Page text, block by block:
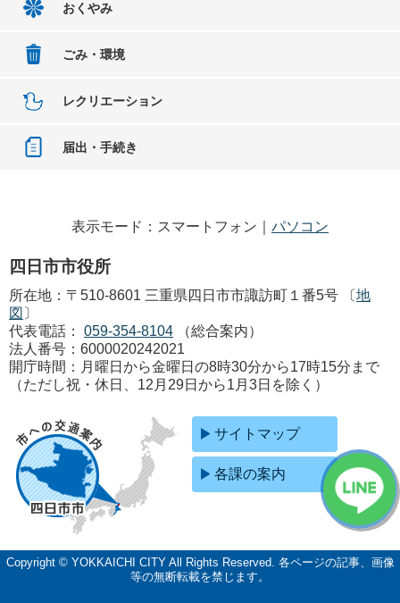
おくやみ
ごみ・環境
レクリエーション
届出・手続き
表示モード：スマートフォン｜ パソコン
四日市市役所
所在地：〒510-8601 三重県四日市市諏訪町１番5号 〔地
図 〕
代表電話：
059-354-8104
（総合案内）
法人番号：6000020242021
開庁時間：月曜日から金曜日の8時30分から17時15分まで
（ただし祝・休日、12月29日から1月3日を除く）
サイトマップ
各課の案内
Copyright © YOKKAICHI CITY All Rights Reserved. 各ページの記事、画像
等の無断転載を禁じます。